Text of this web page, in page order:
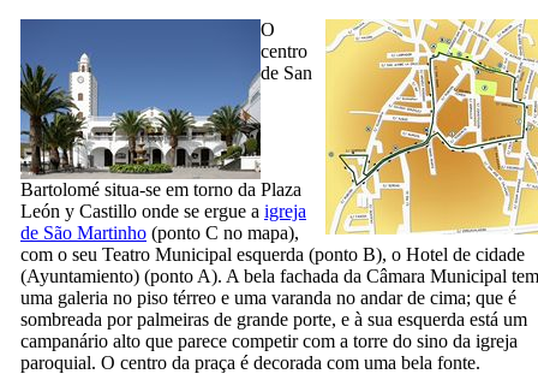
O
centro
de San
Bartolomé situa-se em torno da Plaza
León y Castillo onde se ergue a igreja
de São Martinho (ponto C no mapa),
com o seu Teatro Municipal esquerda (ponto B), o Hotel de cidade
(Ayuntamiento) (ponto A). A bela fachada da Câmara Municipal tem
uma galeria no piso térreo e uma varanda no andar de cima; que é
sombreada por palmeiras de grande porte, e à sua esquerda está um
campanário alto que parece competir com a torre do sino da igreja
paroquial. O centro da praça é decorada com uma bela fonte.